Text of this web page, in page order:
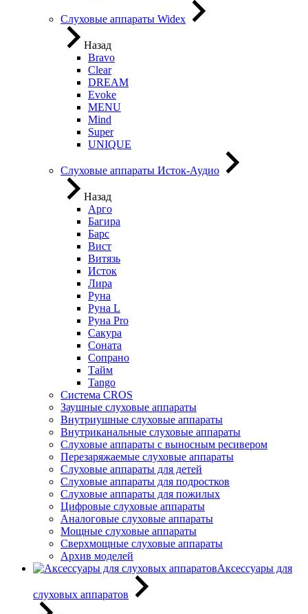
Слуховые аппараты Widex
Назад
Bravo
Clear
DREAM
Evoke
MENU
Mind
Super
UNIQUE
Слуховые аппараты Исток-Аудио
Назад
Арго
Багира
Барс
Вист
Витязь
Исток
Лира
Руна
Руна L
Руна Pro
Сакура
Соната
Сопрано
Тайм
Tango
Система CROS
Заушные слуховые аппараты
Внутриушные слуховые аппараты
Внутриканальные слуховые аппараты
Слуховые аппараты с выносным ресивером
Перезаряжаемые слуховые аппараты
Слуховые аппараты для детей
Слуховые аппараты для подростков
Слуховые аппараты для пожилых
Цифровые слуховые аппараты
Аналоговые слуховые аппараты
Мощные слуховые аппараты
Сверхмощные слуховые аппараты
Архив моделей
Аксессуары для
слуховых аппаратов